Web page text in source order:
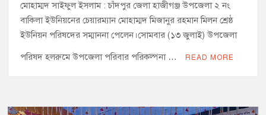
মোহাম্মদ সাইফুল ইসলাম : চাঁদপুর জেলা হাজীগঞ্জ উপজেলা ২ নং
বাকিলা ইউনিয়নের চেয়ারম্যান মোহাম্মদ মিজানুর রহমান মিলন শ্রেষ্ঠ
ইউনিয়ন পরিষদের সম্মাননা পেলেন।সোমবার (১৩ জুলাই) উপজেলা
পরিষদ হলরুমে উপজেলা পরিবার পরিকল্পনা … READ MORE